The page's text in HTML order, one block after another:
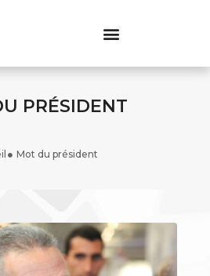
PRÉSIDENT
Mot du président